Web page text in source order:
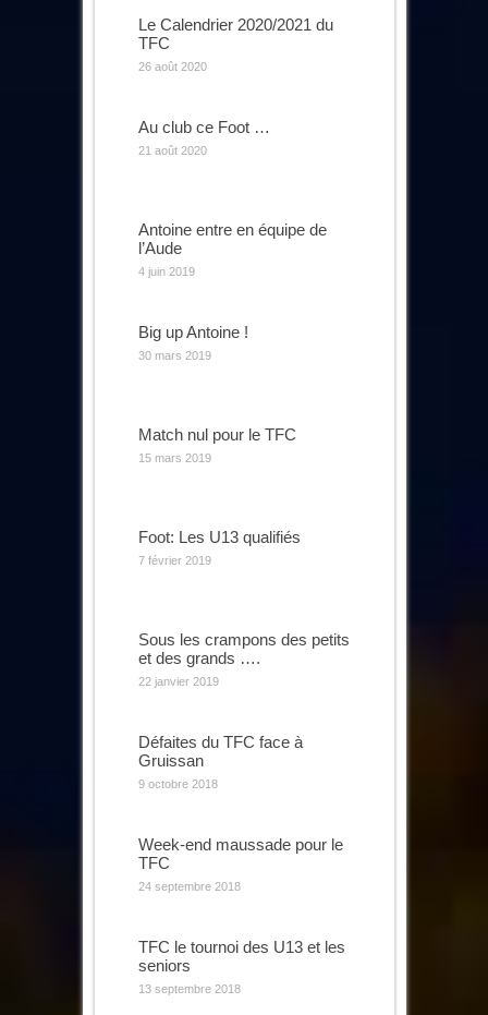
Le Calendrier 2020/2021 du
TFC
26 août 2020
Au club ce Foot …
21 août 2020
Antoine entre en équipe de
l’Aude
4 juin 2019
Big up Antoine !
30 mars 2019
Match nul pour le TFC
15 mars 2019
Foot: Les U13 qualifiés
7 février 2019
Sous les crampons des petits
et des grands ….
22 janvier 2019
Défaites du TFC face à
Gruissan
9 octobre 2018
Week-end maussade pour le
TFC
24 septembre 2018
TFC le tournoi des U13 et les
seniors
13 septembre 2018